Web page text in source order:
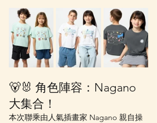
🐻🐰 角色陣容：Nagano
大集合！
本次聯乘由人氣插畫家 Nagano 親自操